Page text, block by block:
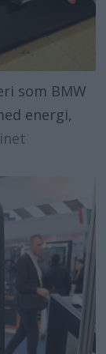
som BMW
energi,